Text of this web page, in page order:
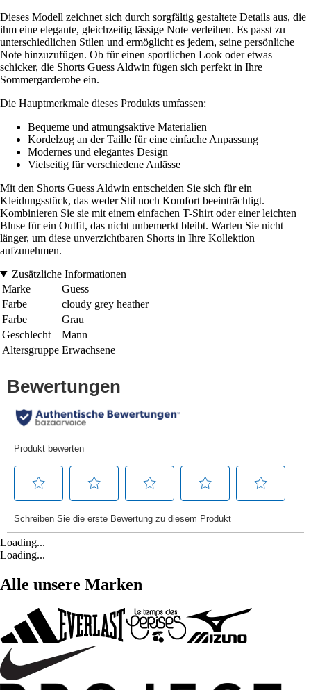
Dieses Modell zeichnet sich durch sorgfältig gestaltete Details aus, die
ihm eine elegante, gleichzeitig lässige Note verleihen. Es passt zu
unterschiedlichen Stilen und ermöglicht es jedem, seine persönliche
Note hinzuzufügen. Ob für einen sportlichen Look oder etwas
schicker, die Shorts Guess Aldwin fügen sich perfekt in Ihre
Sommergarderobe ein.
Die Hauptmerkmale dieses Produkts umfassen:
Bequeme und atmungsaktive Materialien
Kordelzug an der Taille für eine einfache Anpassung
Modernes und elegantes Design
Vielseitig für verschiedene Anlässe
Mit den Shorts Guess Aldwin entscheiden Sie sich für ein
Kleidungsstück, das weder Stil noch Komfort beeinträchtigt.
Kombinieren Sie sie mit einem einfachen T-Shirt oder einer leichten
Bluse für ein Outfit, das nicht unbemerkt bleibt. Warten Sie nicht
länger, um diese unverzichtbaren Shorts in Ihre Kollektion
aufzunehmen.
Zusätzliche Informationen
Marke
Guess
Farbe
cloudy grey heather
Farbe
Grau
Geschlecht
Mann
Altersgruppe Erwachsene
Loading...
Loading...
Alle unsere Marken